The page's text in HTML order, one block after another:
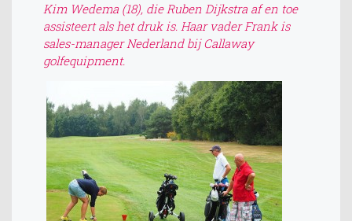
Kim Wedema (18), die Ruben Dijkstra af en toe
assisteert als het druk is. Haar vader Frank is
sales-manager Nederland bij Callaway
golfequipment.